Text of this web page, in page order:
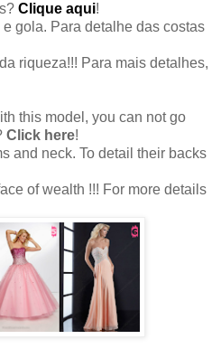
Clique aqui!
gola. Para detalhe das costas
riqueza!!! Para mais detalhes,
this model, you can not go
Click here!
and neck. To detail their backs
of wealth !!! For more details